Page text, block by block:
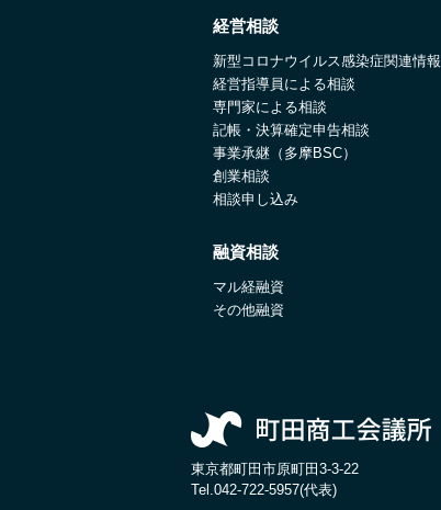
経営相談
新型コロナウイルス感染症関連情報
経営指導員による相談
専門家による相談
記帳・決算確定申告相談
事業承継（多摩BSC）
創業相談
相談申し込み
融資相談
マル経融資
その他融資
東京都町田市原町田3-3-22
Tel.042-722-5957(代表)